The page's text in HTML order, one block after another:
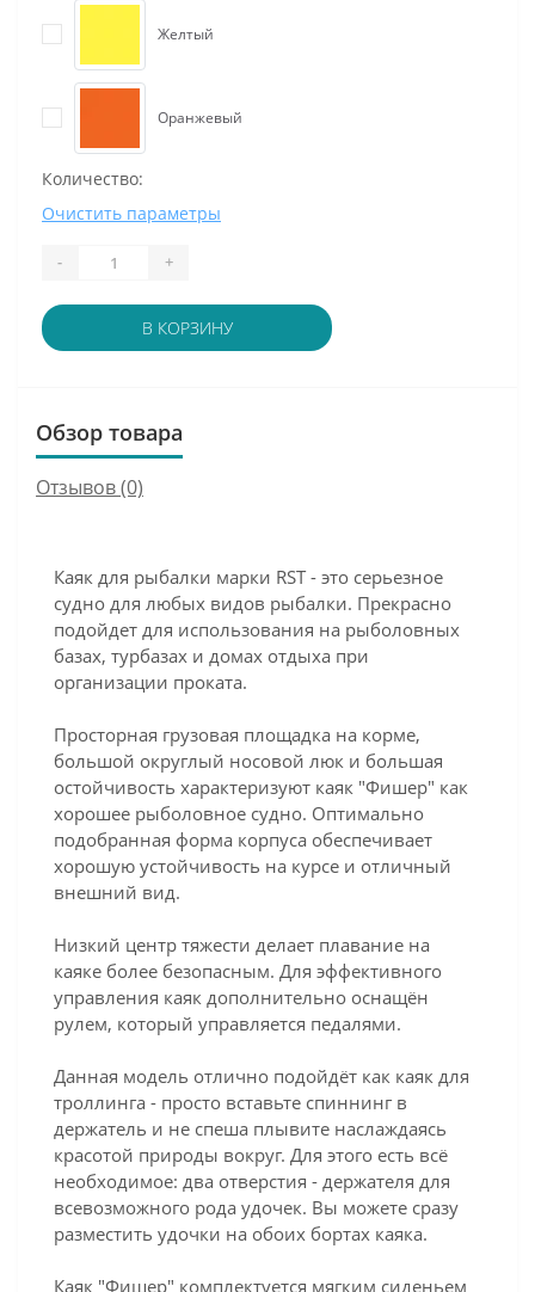
Желтый
Оранжевый
Количество:
Очистить параметры
- +
В КОРЗИНУ
Обзор товара
Отзывов (0)
Каяк для рыбалки марки RST - это серьезное
судно для любых видов рыбалки. Прекрасно
подойдет для использования на рыболовных
базах, турбазах и домах отдыха при
организации проката.
Просторная грузовая площадка на корме,
большой округлый носовой люк и большая
остойчивость характеризуют каяк "Фишер" как
хорошее рыболовное судно. Оптимально
подобранная форма корпуса обеспечивает
хорошую устойчивость на курсе и отличный
внешний вид.
Низкий центр тяжести делает плавание на
каяке более безопасным. Для эффективного
управления каяк дополнительно оснащён
рулем, который управляется педалями.
Данная модель отлично подойдёт как каяк для
троллинга - просто вставьте спиннинг в
держатель и не спеша плывите наслаждаясь
красотой природы вокруг. Для этого есть всё
необходимое: два отверстия - держателя для
всевозможного рода удочек. Вы можете сразу
разместить удочки на обоих бортах каяка.
Каяк "Фишер" комплектуется мягким сиденьем